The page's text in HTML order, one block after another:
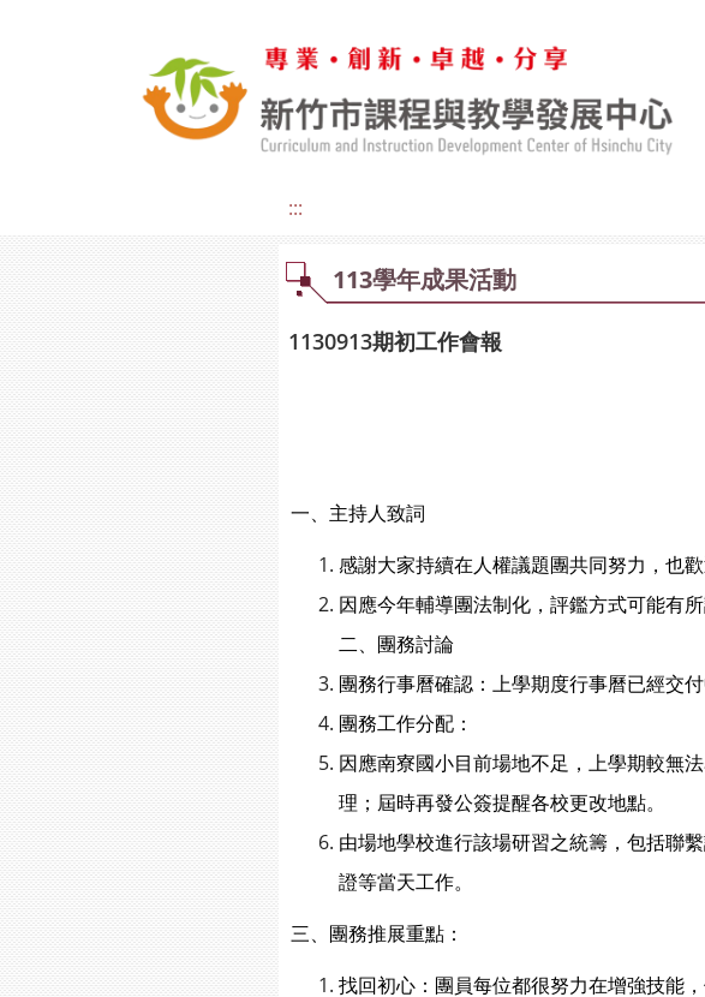
:::
113學年成果活動
1130913期初工作會報
一、主持人致詞
感謝大家持續在人權議題團共同努力，也
因應今年輔導團法制化，評鑑方式可能有
二、團務討論
團務行事曆確認：上學期度行事曆已經交
團務工作分配：
因應南寮國小目前場地不足，上學期較無
理；屆時再發公簽提醒各校更改地點。
由場地學校進行該場研習之統籌，包括聯
證等當天工作。
三、團務推展重點：
找回初心：團員每位都很努力在增強技能